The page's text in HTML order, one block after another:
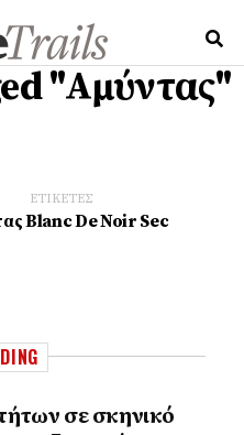
"Αμύντας"
ΕΤΙΚΕΤΕΣ
Blanc De Noir Sec
σε σκηνικό